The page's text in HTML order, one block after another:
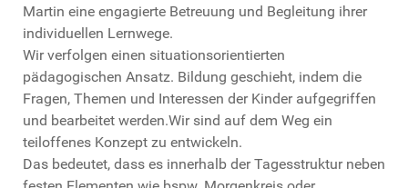
Martin eine engagierte Betreuung und Begleitung ihrer
individuellen Lernwege.
Wir verfolgen einen situationsorientierten
pädagogischen Ansatz. Bildung geschieht, indem die
Fragen, Themen und Interessen der Kinder aufgegriffen
und bearbeitet werden.Wir sind auf dem Weg ein
teiloffenes Konzept zu entwickeln.
Das bedeutet, dass es innerhalb der Tagesstruktur neben